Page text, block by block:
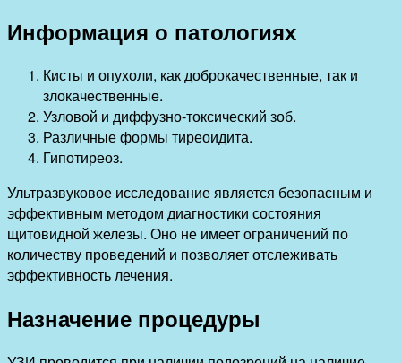
Информация о патологиях
Кисты и опухоли, как доброкачественные, так и
злокачественные.
Узловой и диффузно-токсический зоб.
Различные формы тиреоидита.
Гипотиреоз.
Ультразвуковое исследование является безопасным и
эффективным методом диагностики состояния
щитовидной железы. Оно не имеет ограничений по
количеству проведений и позволяет отслеживать
эффективность лечения.
Назначение процедуры